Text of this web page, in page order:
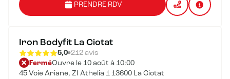
PRENDRE RDV
Iron Bodyfit La Ciotat
5,0 212 avis
FerméOuvre le 10 août à 10:00
45 Voie Ariane, ZI Athelia 1 13600 La Ciotat